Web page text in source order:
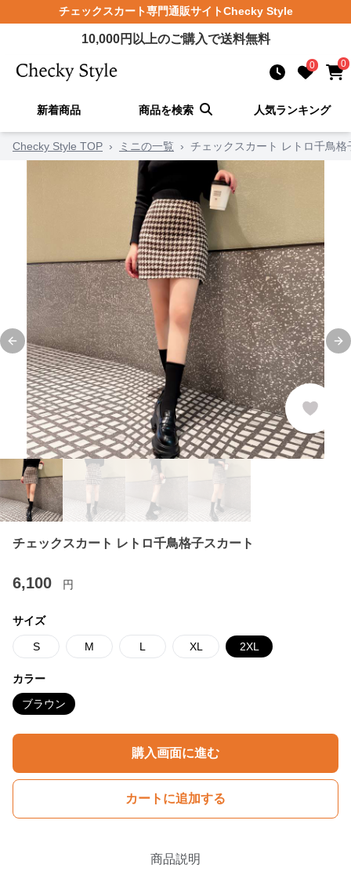
チェックスカート専門通販サイトChecky Style
10,000円以上のご購入で送料無料
0 0
新着商品 商品を検索 人気ランキング
Checky Style TOP › ミニの一覧 › チェックスカート レトロ千鳥格
Previous slide
チェックスカート レトロ千鳥格子スカート
6,100 円
サイズ
S M L XL 2XL
カラー
ブラウン
購入画面に進む
カートに追加する
商品説明